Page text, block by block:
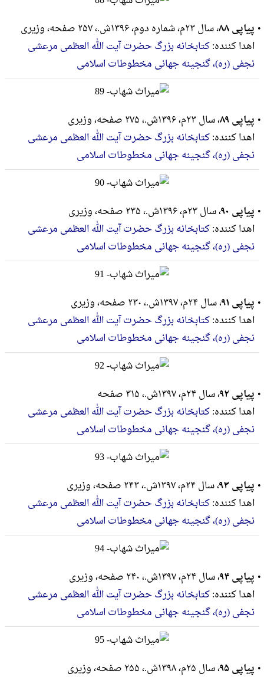
پیاپی ۸۸
، سال ۲۳م، شماره دوم، ۱۳۹۶ش.، ۲۵۷ صفحه، وزيرى
اهدا کننده:کتابخانه بزرگ حضرت آیت الله العظمی مرعشی
نجفی (ره)، گنجینه جهانی مخطوطات اسلامی
پیاپی ۸۹
، سال ۲۳م، ۱۳۹۶ش.، ۲۷۵ صفحه، وزيرى
اهدا کننده:کتابخانه بزرگ حضرت آیت الله العظمی مرعشی
نجفی (ره)، گنجینه جهانی مخطوطات اسلامی
پیاپی ۹۰
، سال ۲۳م، ۱۳۹۶ش.، ۲۳۵ صفحه، وزيرى
اهدا کننده:کتابخانه بزرگ حضرت آیت الله العظمی مرعشی
نجفی (ره)، گنجینه جهانی مخطوطات اسلامی
پیاپی ۹۱ ، سال ۲۴م، ۱۳۹۷ش.، ۲۳۰ صفحه، وزيرى
اهدا کننده:کتابخانه بزرگ حضرت آیت الله العظمی مرعشی
نجفی (ره)، گنجینه جهانی مخطوطات اسلامی
پیاپی ۹۲
، سال ۲۴م، ۱۳۹۷ش.، ۳۱۵ صفحه
اهدا کننده:کتابخانه بزرگ حضرت آیت الله العظمی مرعشی
نجفی (ره)، گنجینه جهانی مخطوطات اسلامی
پیاپی ۹۳
، سال ۲۴م، ۱۳۹۷ش.، ۲۴۳ صفحه، وزيرى
اهدا کننده:کتابخانه بزرگ حضرت آیت الله العظمی مرعشی
نجفی (ره)، گنجینه جهانی مخطوطات اسلامی
پیاپی ۹۴
، سال ۲۴م، ۱۳۹۷ش.، ۲۴۰ صفحه، وزيرى
اهدا کننده:کتابخانه بزرگ حضرت آیت الله العظمی مرعشی
نجفی (ره)، گنجینه جهانی مخطوطات اسلامی
پیاپی ۹۵ ، سال ۲۵م، ۱۳۹۸ش.، ۲۵۵ صفحه، وزيرى